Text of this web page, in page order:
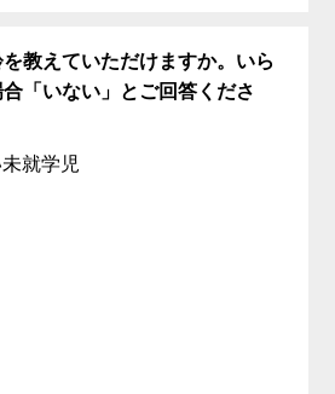
教えていただけますか。いら
「いない」とご回答くださ
就学児